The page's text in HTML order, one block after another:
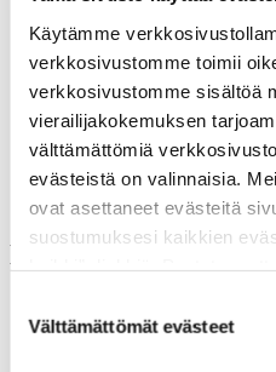
Käytämme
verkkosivustomme toimii
verkkosivustomme sisältöä
vierailijakokemuksen
välttämättömiä
evästeistä on valinnaisia.
ovat asettaneet evästeitä
suostumuksesi kaikkien
valinta
Välttämättömät evästeet
Samankaltaisia
Muut ostivat myös